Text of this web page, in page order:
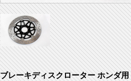
ブレーキディスクローター ホンダ